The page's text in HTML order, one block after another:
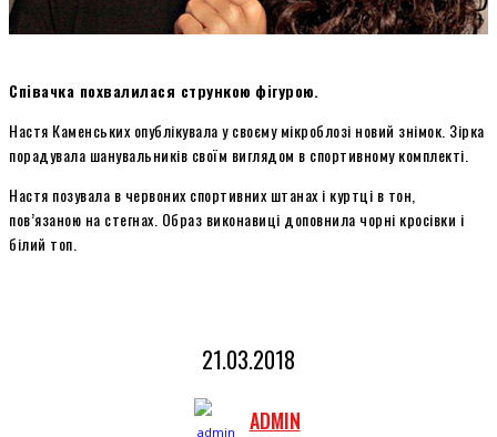
Співачка похвалилася стрункою фігурою.
Настя Каменських опублікувала у своєму мікроблозі новий знімок. Зірка
порадувала шанувальників своїм виглядом в спортивному комплекті.
Настя позувала в червоних спортивних штанах і куртці в тон,
пов’язаною на стегнах. Образ виконавиці доповнила чорні кросівки і
білий топ.
21.03.2018
ADMIN